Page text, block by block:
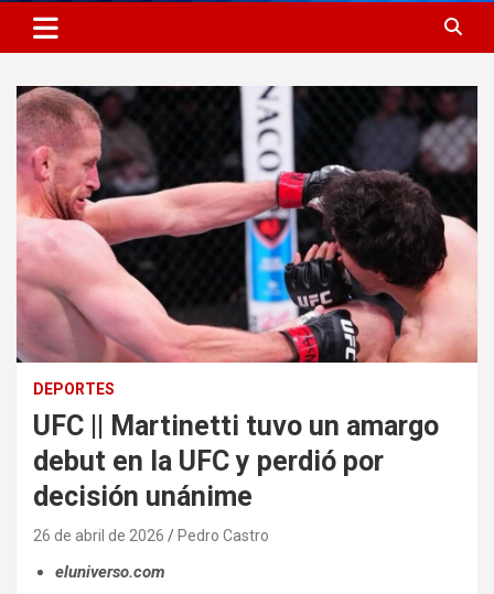
DEPORTES
UFC || Martinetti tuvo un amargo
debut en la UFC y perdió por
decisión unánime
26 de abril de 2026 Pedro Castro
eluniverso.com